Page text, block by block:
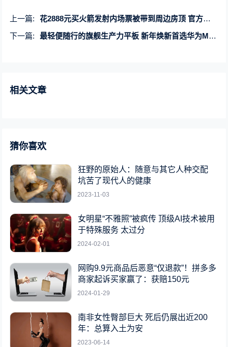
上一篇:
花2888元买火箭发射内场票被带到周边房顶 官方通报：虚假宣传
下一篇:
最轻便随行的旗舰生产力平板 新年焕新首选华为MatePad Pro 11英寸 2024款
相关文章
猜你喜欢
狂野的原始人：随意与其它人种交配
坑苦了现代人的健康
2023-11-03
女明星“不雅照”被疯传 顶级AI技术被用
于特殊服务 太过分
2024-02-01
网购9.9元商品后恶意“仅退款”！拼多多
商家起诉买家赢了：获赔150元
2024-01-29
南非女性臀部巨大 死后仍展出近200
年：总算入土为安
2023-06-14